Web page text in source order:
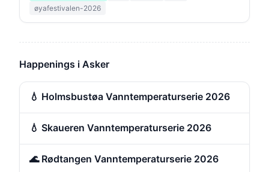
øyafestivalen-2026
Happenings i Asker
💧 Holmsbustøa Vanntemperaturserie 2026
💧 Skaueren Vanntemperaturserie 2026
🌊 Rødtangen Vanntemperaturserie 2026